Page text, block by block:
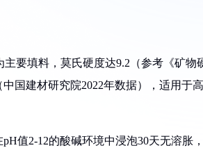
要填料，莫氏硬度达9.2（参考《矿物
国建材研究院2022年数据），适用于高
pH值2-12的酸碱环境中浸泡30天无溶